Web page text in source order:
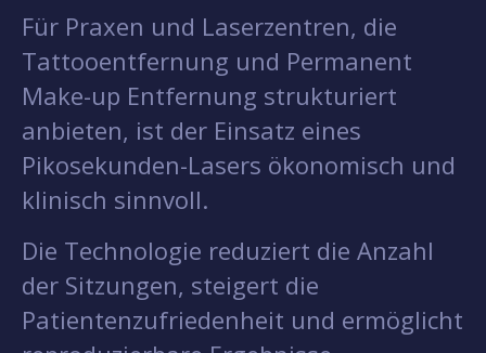
Für Praxen und Laserzentren, die
Tattooentfernung und Permanent
Make-up Entfernung strukturiert
anbieten, ist der Einsatz eines
Pikosekunden-Lasers ökonomisch und
klinisch sinnvoll.
Die Technologie reduziert die Anzahl
der Sitzungen, steigert die
Patientenzufriedenheit und ermöglicht